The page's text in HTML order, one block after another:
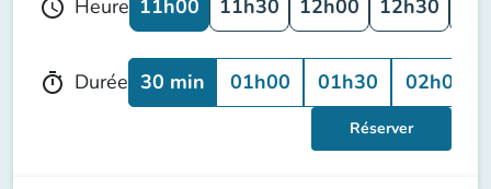
schedule Heure 11h00 11h30 12h00 12h30
timer Durée 30 min 01h00 01h30 02h00
Réserver